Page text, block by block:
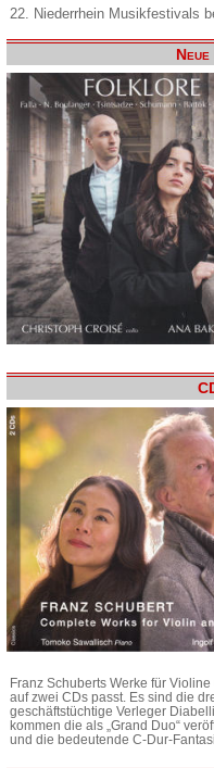
22. Niederrhein Musikfestivals
Franz Schuberts Werke für
auf zwei CDs passt. Es sind die
geschäftstüchtige Verleger
kommen die als „Grand Duo“
und die bedeutende C-Dur-